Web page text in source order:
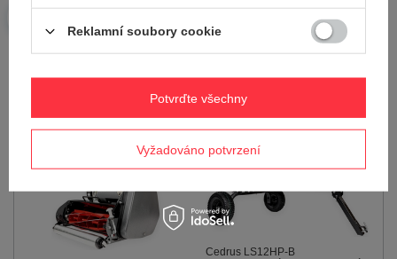
AUTORIZOVANÝ PRODEJCE
7 896,00 Kč
Cedrus LS12HP-B
Reklamní soubory cookie
Vyžadováno potvrzení
Potvrďte všechny